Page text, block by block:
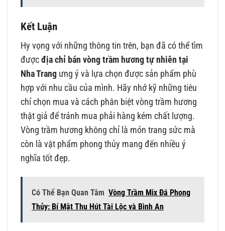
Kết Luận
Hy vọng với những thông tin trên, bạn đã có thể tìm
đượcđịa chỉ bán vòng trầm hương tự nhiên tại
Nha Trang ưng ý và lựa chọn được sản phẩm phù
hợp với nhu cầu của mình. Hãy nhớ kỹ những tiêu
chí chọn mua và cách phân biệt vòng trầm hương
thật giả để tránh mua phải hàng kém chất lượng.
Vòng trầm hương không chỉ là món trang sức mà
còn là vật phẩm phong thủy mang đến nhiều ý
nghĩa tốt đẹp.
Có Thể Bạn Quan Tâm Vòng Trầm Mix Đá Phong
Thủy: Bí Mật Thu Hút Tài Lộc và Bình An